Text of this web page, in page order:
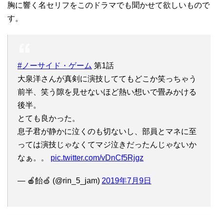
胸に響く名セリフをこのドラマでも聞かせて欲しいもので
す。
#ノーサイド・ゲーム 第1話
大泉洋さんが真剣に演技しててもどこか笑っちゃう
前半、笑う隙を見せないほど熱い想いで畳みかける
後半。
とても良かった。
息子君が静かに泣くのも切ないし、部員とマネに至
っては演技じゃなくてマジ泣きだったんじゃないか
なぁ。。 pic.twitter.com/vDnCf5Rjgz
— 🍎飴🍏 (@rin_5_jam) 2019年7月9日